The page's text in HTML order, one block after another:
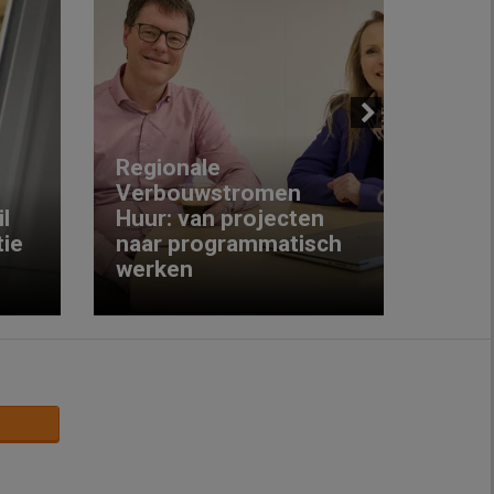
Regionale
Verbouwstromen
Huur: van projecten
naar programmatisch
werken
Next